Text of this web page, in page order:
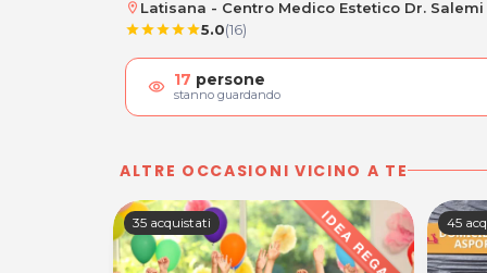
location_on Latisana - Centro Medico Estetico Dr.
starstarstarstarstar5.0(16)
visibility 17 persone
stanno guardando
ALTRE OCCASIONI VICINO A TE
35 acquistati 45